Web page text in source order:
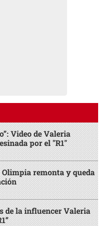
Video de Valeria
por el "R1"
remonta y queda
de la influencer Valeria